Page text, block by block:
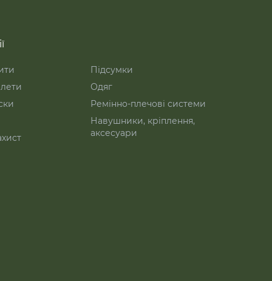
Підсумки
Одяг
Ремінно-плечові системи
Навушники, кріплення,
аксесуари